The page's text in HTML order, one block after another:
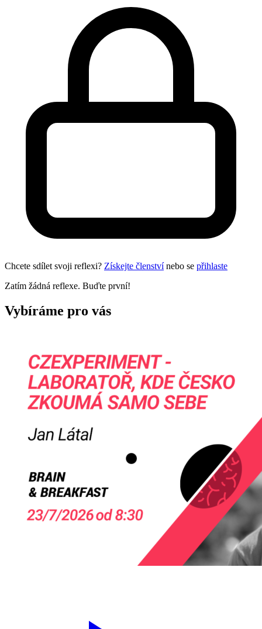
Chcete sdílet svoji reflexi? Získejte členstvínebo se přihlaste
Zatím žádná reflexe. Buďte první!
Vybíráme pro vás